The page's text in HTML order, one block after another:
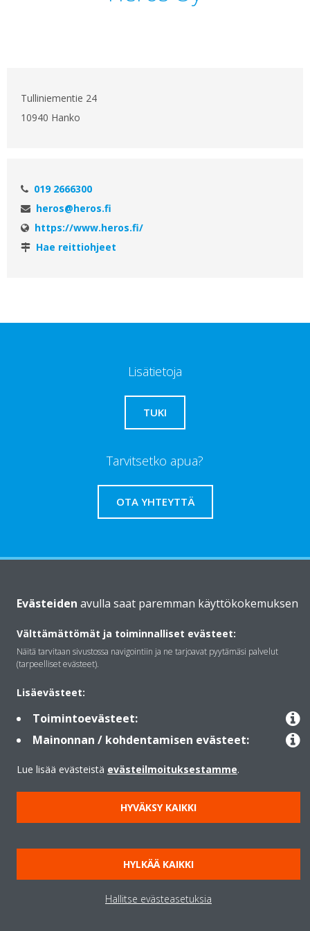
Tulliniementie 24
10940 Hanko
019 2666300
heros@heros.fi
https://www.heros.fi/
Hae reittiohjeet
Lisätietoja
TUKI
Tarvitsetko apua?
OTA YHTEYTTÄ
Ratkaisut
Yhteystiedot
Lämpöpumput
Copyright © Daikin
Evästeiden avulla saat paremman käyttökokemuksen
Välttämättömät ja toiminnalliset evästeet:
Näitä tarvitaan sivustossa navigointiin ja ne tarjoavat pyytämäsi palvelut
(tarpeelliset evästeet).
Lisäevästeet:
Toimintoevästeet:
Mainonnan / kohdentamisen evästeet:
Lue lisää evästeistä evästeilmoituksestamme.
HYVÄKSY KAIKKI
HYLKÄÄ KAIKKI
Hallitse evästeasetuksia